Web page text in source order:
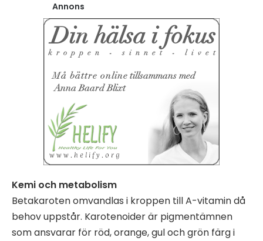
Annons
Kemi och metabolism
Betakaroten omvandlas i kroppen till A-vitamin då
behov uppstår. Karotenoider är pigmentämnen
som ansvarar för röd, orange, gul och grön färg i